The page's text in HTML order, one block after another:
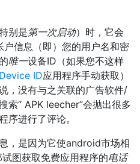
别是第一次启动）时，它会
信息（即）您的用户名和密
唯一设备ID（如果您不这样
Device ID应用程序手动获取）
，没有与之关联的广告软件/
索“ APK leecher”会抛出很多
序进行了评论。
，是因为它使android市场相
图获取免费应用程序的电话